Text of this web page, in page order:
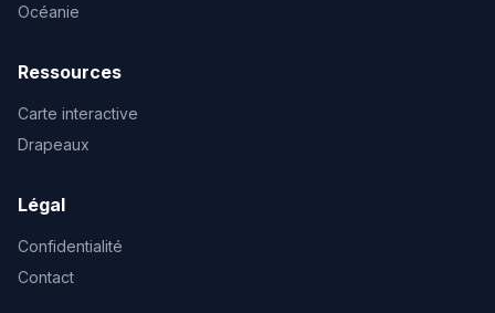
Océanie
Ressources
Carte interactive
Drapeaux
Légal
Confidentialité
Contact